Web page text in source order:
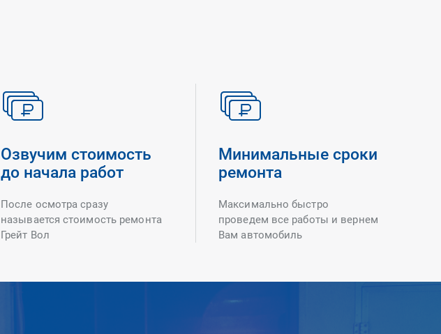
Озвучим стоимость
до начала работ
После осмотра сразу
называется стоимость ремонта
Грейт Вол
Минимальные сроки
ремонта
Максимально быстро
проведем все работы и вернем
Вам автомобиль